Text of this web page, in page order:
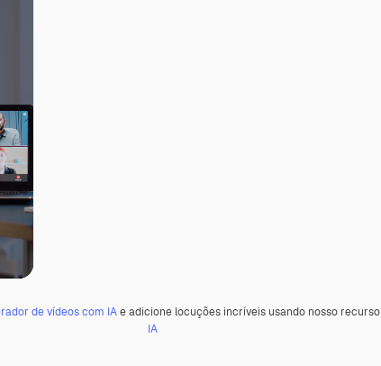
de vídeos com IAe adicione locuções incríveis usando nosso recurso
IA